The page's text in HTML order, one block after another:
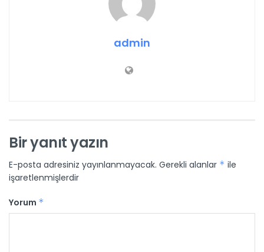
admin
Bir yanıt yazın
E-posta adresiniz yayınlanmayacak. Gerekli alanlar * ile
işaretlenmişlerdir
Yorum *